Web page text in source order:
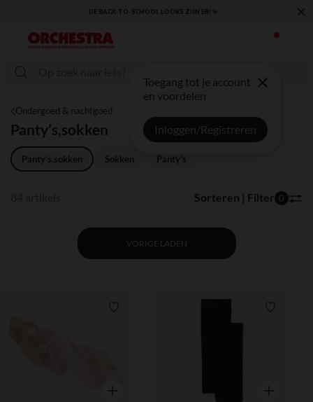
DE BACK-TO-SCHOOL LOOKS ZIJN ER! ✨ ×
Toegang tot je account
en voordelen
Inloggen/Registreren
Ondergoed & nachtgoed
Panty’s,sokken
Panty’s,sokken Sokken Panty's
Sorteren | Filter 0
VORIGE LADEN
Snel overzicht Snel